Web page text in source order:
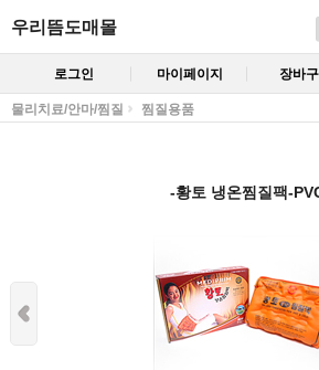
우리뜸도매몰
로그인 마이페이지 장바
물리치료/안마/찜질 찜질용품
-황토 냉온찜질팩-